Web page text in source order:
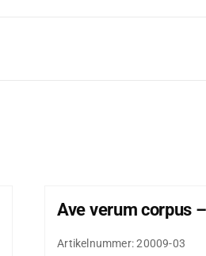
Ave verum corpus
Artikelnummer:20009-03